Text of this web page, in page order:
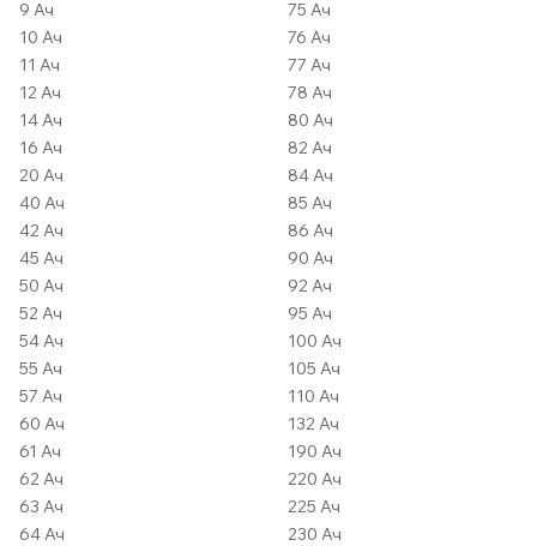
9 Ач
10 Ач
11 Ач
12 Ач
14 Ач
16 Ач
20 Ач
40 Ач
42 Ач
45 Ач
50 Ач
52 Ач
54 Ач
55 Ач
57 Ач
60 Ач
61 Ач
62 Ач
63 Ач
64 Ач
75 Ач
76 Ач
77 Ач
78 Ач
80 Ач
82 Ач
84 Ач
85 Ач
86 Ач
90 Ач
92 Ач
95 Ач
100 Ач
105 Ач
110 Ач
132 Ач
190 Ач
220 Ач
225 Ач
230 Ач